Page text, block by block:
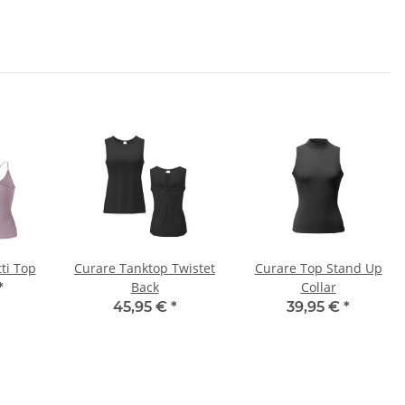
Top
Curare Tanktop Twistet
Back
45,95 € *
Curare Top Stand Up
Collar
39,95 € *